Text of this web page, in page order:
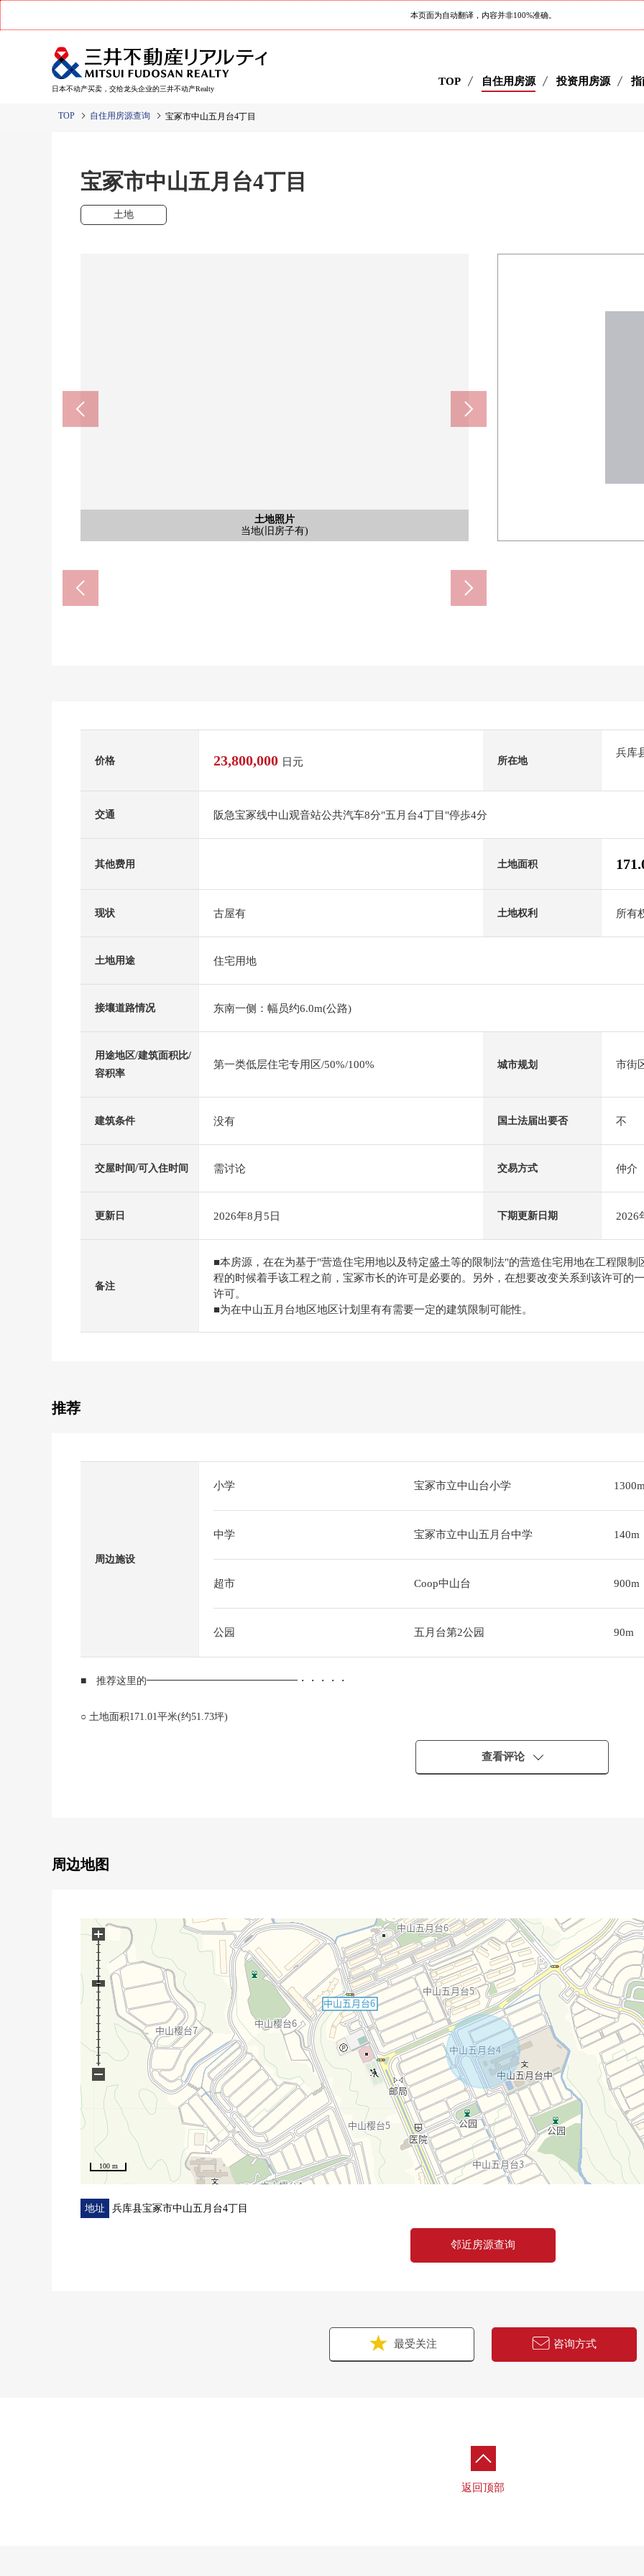
本页面为自动翻译，内容并非100%准确。
日本不动产买卖，交给龙头企业的三井不动产Realty
TOP 自住用房源 投资用房源 指
TOP 自住用房源查询 宝冢市中山五月台4丁目
宝冢市中山五月台4丁目
土地
土地照片
当地(旧房子有)
土地照片
当地(旧房子有)
土地照片
当地(旧房子有)
土地照片
当地(旧房子有)
土地照片
当地(旧房子有)
土地照片
当地(旧房子有)
土地照片
当地(旧房子有)
土地照片
当地(旧房子有)
价格 23,800,000 日元 所在地
兵库
交通 阪急宝冢线中山观音站公共汽车8分"五月台4丁目"停歩4分
其他费用 土地面积
现状 古屋有 土地权利 所有
土地用途 住宅用地
接壤道路情况 东南一侧：幅员约6.0m(公路)
用途地区/建筑面积比/
容积率
第一类低层住宅专用区/50%/100% 城市规划 市街
建筑条件 没有 国土法届出要否 不
交屋时间/可入住时间 需讨论 交易方式 仲介
更新日 2026年8月5日 下期更新日期 2026
备注
■本房源，在在为基于"营造住宅用地以及特定盛土等的限制法"的营造住宅用地在工程限
程的时候着手该工程之前，宝冢市长的许可是必要的。另外，在想要改变关系到该许可的
许可。
■为在中山五月台地区地区计划里有有需要一定的建筑限制可能性。
推荐
周边施设
小学 宝冢市立中山台小学
中学 宝冢市立中山五月台中学 140m
超市 Coop中山台 900m
公园 五月台第2公园 90m
■ 推荐这里的━━━━━━━━━━━━━━━・・・・・
○ 土地面积171.01平米(约51.73坪)
查看评论
周边地图
100 m
+
−
地址 兵库县宝冢市中山五月台4丁目
邻近房源查询
最受关注 咨询方式
返回顶部